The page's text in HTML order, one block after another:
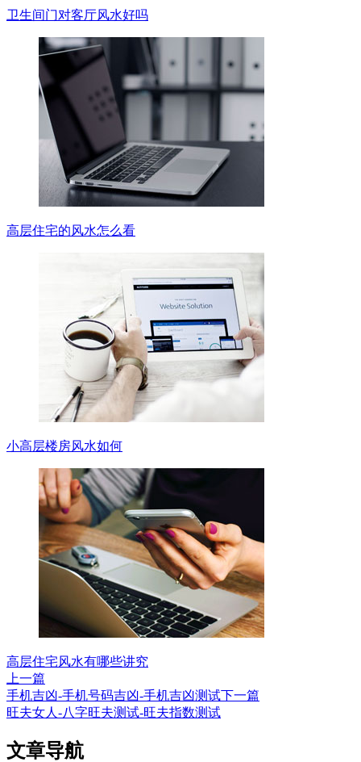
卫生间门对客厅风水好吗
高层住宅的风水怎么看
小高层楼房风水如何
高层住宅风水有哪些讲究
上一篇
手机吉凶-手机号码吉凶-手机吉凶测试下一篇
旺夫女人-八字旺夫测试-旺夫指数测试
文章导航